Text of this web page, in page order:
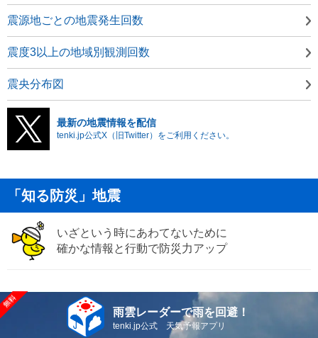
震源地ごとの地震発生回数
震度3以上の地域別観測回数
震央分布図
最新の地震情報を配信
tenki.jp公式X（旧Twitter）をご利用ください。
「知る防災」地震
いざという時にあわてないために
確かな情報と行動で防災力アップ
雨雲レーダーで雨を回避！
tenki.jp公式 天気予報アプリ